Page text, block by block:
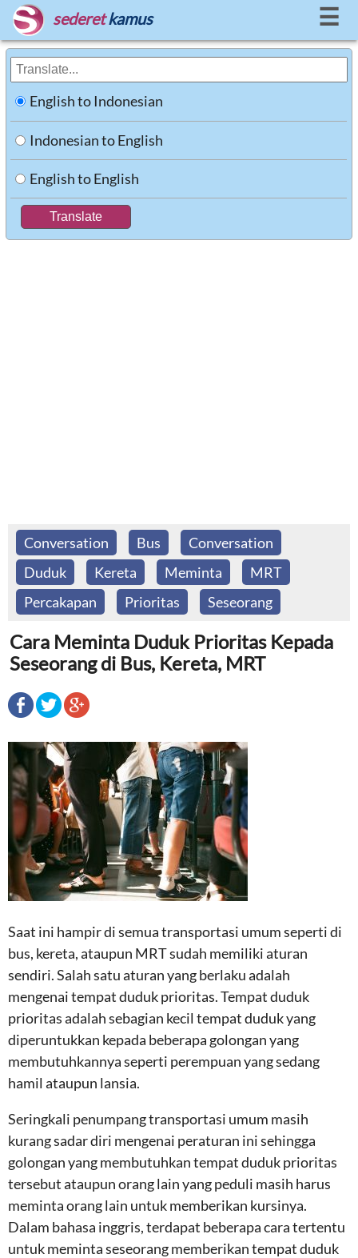
sederet kamus ☰
English to Indonesian
Indonesian to English
English to English
Conversation Bus
Conversation
Duduk
Kereta Meminta
MRT
Percakapan
Prioritas Seseorang
Cara Meminta Duduk Prioritas Kepada
Seseorang di Bus, Kereta, MRT
Saat ini hampir di semua transportasi umum seperti di
bus, kereta, ataupun MRT sudah memiliki aturan
sendiri. Salah satu aturan yang berlaku adalah
mengenai tempat duduk prioritas. Tempat duduk
prioritas adalah sebagian kecil tempat duduk yang
diperuntukkan kepada beberapa golongan yang
membutuhkannya seperti perempuan yang sedang
hamil ataupun lansia.
Seringkali penumpang transportasi umum masih
kurang sadar diri mengenai peraturan ini sehingga
golongan yang membutuhkan tempat duduk prioritas
tersebut ataupun orang lain yang peduli masih harus
meminta orang lain untuk memberikan kursinya.
Dalam bahasa inggris, terdapat beberapa cara tertentu
untuk meminta seseorang memberikan tempat duduk